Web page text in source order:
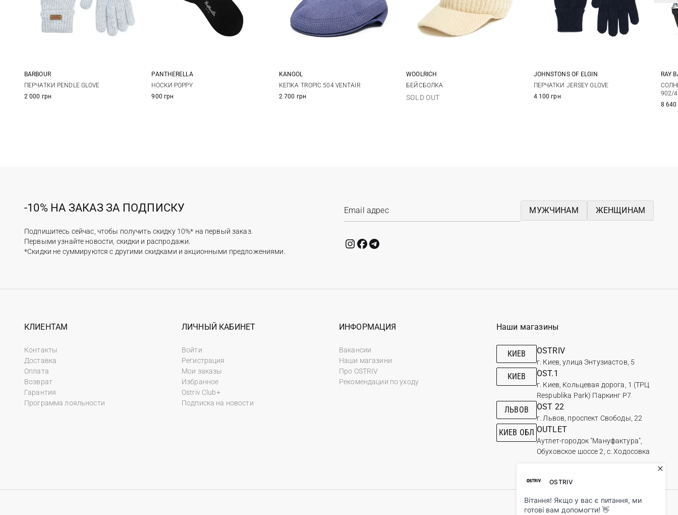
One size
BARBOUR
ПЕРЧАТКИ PENDLE GLOVE
2 000 грн
PANTHERELLA
НОСКИ POPPY
900 грн
M L XL
KANGOL
КЕПКА TROPIC 504 VENTAIR
2 700 грн
S
WOOLRICH
БЕЙСБОЛКА
SOLD OUT
One size
JOHNSTONS OF ELGIN
ПЕРЧАТКИ JERSEY GLOVE
4 100 грн
RAY
902/
8 640
-10% НА ЗАКАЗ ЗА ПОДПИСКУ
Подпишитесь сейчас, чтобы получить скидку 10%* на первый заказ.
Первыми узнайте новости, скидки и распродажи.
*Скидки не суммируются с другими скидками и акционными предложениями.
МУЖЧИНАМ ЖЕНЩИНАМ
КЛИЕНТАМ
Контакты
Доставка
Оплата
Возврат
Гарантия
Программа лояльности
ЛИЧНЫЙ КАБИНЕТ
Войти
Регистрация
Мои заказы
Избранное
Ostriv Club+
Подписка на новости
ИНФОРМАЦИЯ
Вакансии
Наши магазини
Про OSTRIV
Рекомендации по уходу
Наши магазины
КИЕВ OSTRIV
г. Киев, улица Энтузиастов, 5
КИЕВ OST.1
г. Киев, Кольцевая дорога, 1 (ТРЦ
Respublika Park) Паркинг Р7
ЛЬВОВ OST 22
г. Львов, проспект Свободы, 22
КИЕВ ОБЛ OUTLET
Аутлет-городок "Мануфактура",
Обуховское шоссе 2, с. Ходосовка